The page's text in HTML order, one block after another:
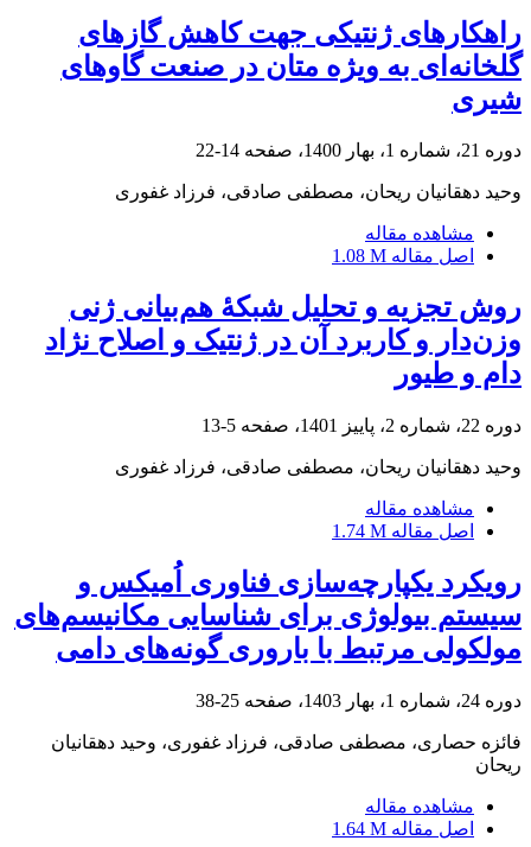
راهکارهای ژنتیکی جهت کاهش گازهای
گلخانه‌ای به ویژه متان در صنعت گاو‌های
شیری
دوره 21، شماره 1، بهار 1400، صفحه 14-22
وحید دهقانیان ریحان، مصطفی صادقی، فرزاد غفوری
مشاهده مقاله
اصل مقاله 1.08 M
روش تجزیه و تحلیل شبکۀ هم‌بیانی ژنی
وزن‌دار و کاربرد آن در ژنتیک و اصلاح نژاد
دام و طیور
دوره 22، شماره 2، پاییز 1401، صفحه 5-13
وحید دهقانیان ریحان، مصطفی صادقی، فرزاد غفوری
مشاهده مقاله
اصل مقاله 1.74 M
رویکرد یکپارچه‌سازی فناوری اُمیکس و
سیستم بیولوژی برای شناسایی مکانیسم‌های
مولکولی مرتبط با باروری گونه‌های دامی
دوره 24، شماره 1، بهار 1403، صفحه 25-38
فائزه حصاری، مصطفی صادقی، فرزاد غفوری، وحید دهقانیان
ریحان
مشاهده مقاله
اصل مقاله 1.64 M